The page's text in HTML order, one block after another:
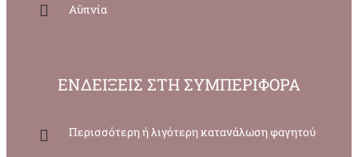
Αϋπνία
ΕΝΔΕΙΞΕΙΣ ΣΤΗ ΣΥΜΠΕΡΙΦΟΡΑ
Περισσότερη ή λιγότερη κατανάλωση φαγητού